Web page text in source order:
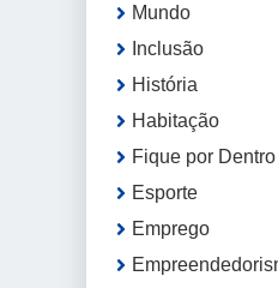
Mundo
Inclusão
História
Habitação
Fique por Dentro
Esporte
Emprego